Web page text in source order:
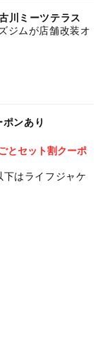
川ミーツテラス
ジムが店舗改装オ
ンあり
とセット割クーポ
はライフジャケ